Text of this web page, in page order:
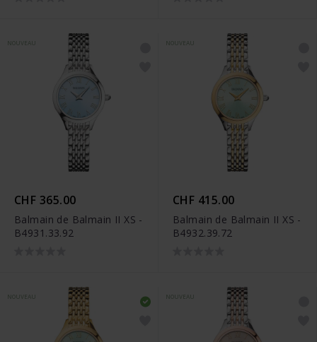
NOUVEAU
CHF 365.00
Balmain de Balmain II XS -
B4931.33.92
NOUVEAU
CHF 415.00
Balmain de Balmain II XS -
B4932.39.72